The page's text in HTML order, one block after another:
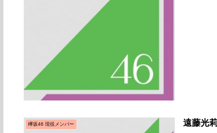
欅坂46 現役メンバー 遠藤光